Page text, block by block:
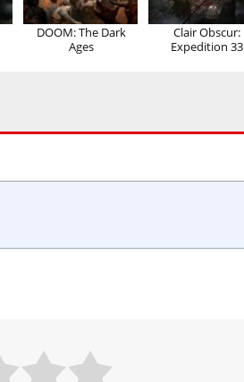
DOOM: The Dark
Ages
Clair Obscur:
Expedition 33